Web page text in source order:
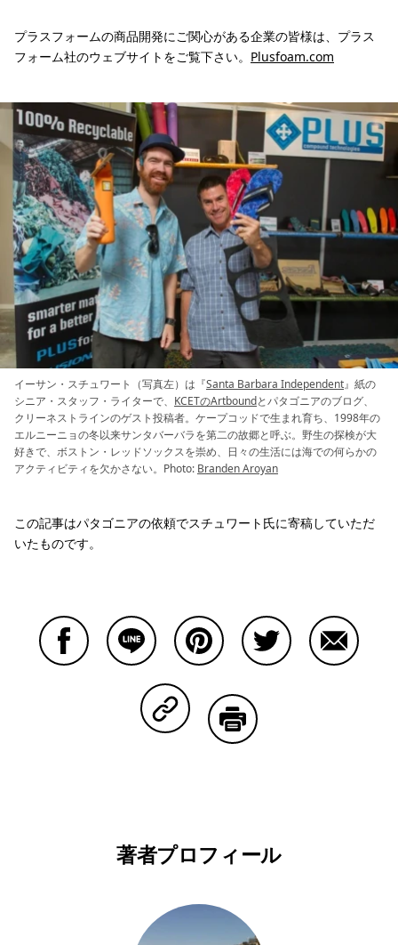
プラスフォームの商品開発にご関心がある企業の皆様は、プラス
フォーム社のウェブサイトをご覧下さい。 Plusfoam.com
イーサン・スチュワート（写真左）は『Santa Barbara Independent』紙の
シニア・スタッフ・ライターで、 KCETのArtboundとパタゴニアのブログ、
クリーネストラインのゲスト投稿者。ケープコッドで生まれ育ち、1998年の
エルニーニョの冬以来サンタバーバラを第二の故郷と呼ぶ。野生の探検が大
好きで、ボストン・レッドソックスを崇め、日々の生活には海での何らかの
アクティビティを欠かさない。Photo: Branden Aroyan
この記事はパタゴニアの依頼でスチュワート氏に寄稿していただ
いたものです。
Copy Linkで共有する
著者プロフィール